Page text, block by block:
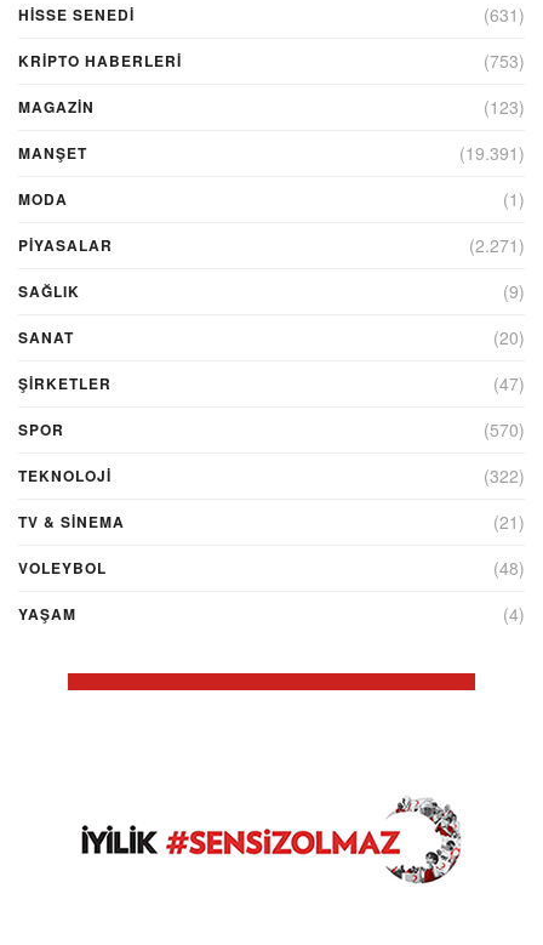
HİSSE SENEDİ (631)
KRIPTO HABERLERI (753)
MAGAZİN (123)
MANŞET (19.391)
MODA (1)
PİYASALAR (2.271)
SAĞLIK (9)
SANAT (20)
ŞIRKETLER (47)
SPOR (570)
TEKNOLOJİ (322)
TV & SINEMA (21)
VOLEYBOL (48)
YAŞAM (4)